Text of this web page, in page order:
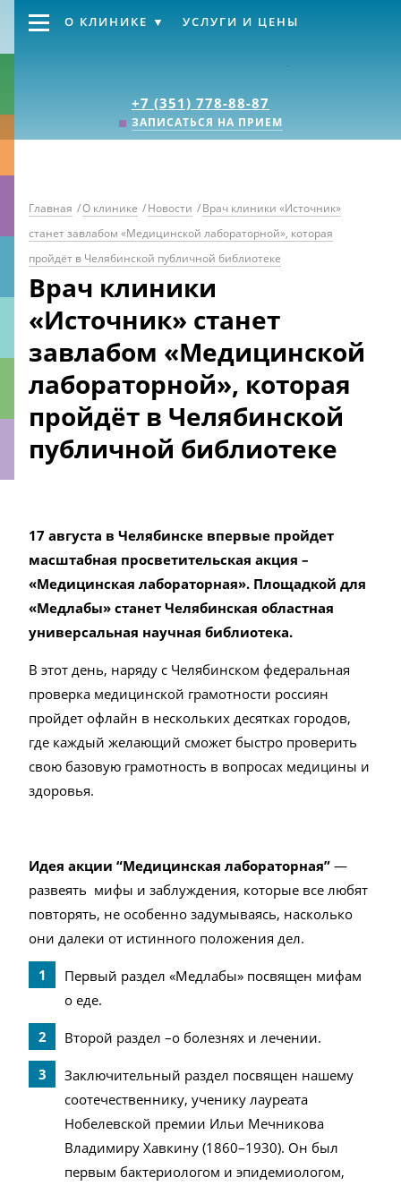
+7 (351) 778-88-87
ЗАПИСАТЬСЯ НА ПРИЕМ
О КЛИНИКЕ УСЛУГИ И ЦЕНЫ
Главная /О клинике /Новости /Врач клиники «Источник»
станет завлабом «Медицинской лабораторной», которая
пройдёт в Челябинской публичной библиотеке
Врач клиники
«Источник» станет
завлабом «Медицинской
лабораторной», которая
пройдёт в Челябинской
публичной библиотеке
17 августа в Челябинске впервые пройдет
масштабная просветительская акция –
«Медицинская лабораторная». Площадкой для
«Медлабы» станет Челябинская областная
универсальная научная библиотека.
В этот день, наряду с Челябинском федеральная
проверка медицинской грамотности россиян
пройдет офлайн в нескольких десятках городов,
где каждый желающий сможет быстро проверить
свою базовую грамотность в вопросах медицины и
здоровья.
Идея акции “Медицинская лабораторная” —
развеять мифы и заблуждения, которые все любят
повторять, не особенно задумываясь, насколько
они далеки от истинного положения дел.
Первый раздел «Медлабы» посвящен мифам
о еде.
Второй раздел –о болезнях и лечении.
Заключительный раздел посвящен нашему
соотечественнику, ученику лауреата
Нобелевской премии Ильи Мечникова
Владимиру Хавкину (1860–1930). Он был
первым бактериологом и эпидемиологом,